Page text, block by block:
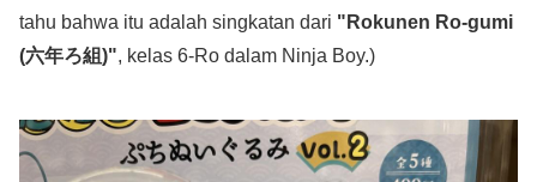
tahu bahwa itu adalah singkatan dari "Rokunen Ro-gumi
(六年ろ組)", kelas 6-Ro dalam Ninja Boy.)